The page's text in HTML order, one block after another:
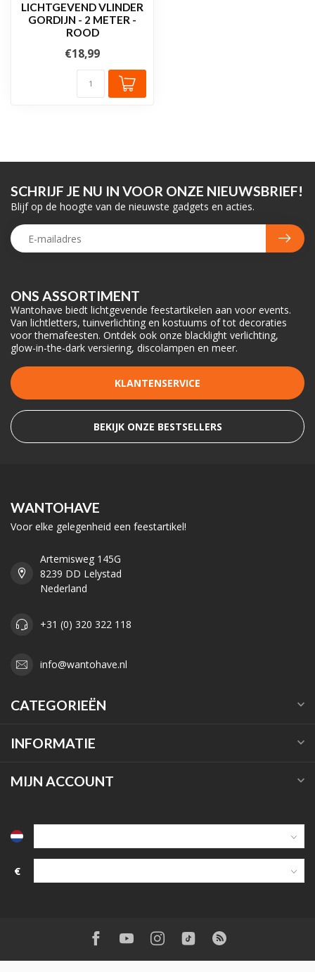
LICHTGEVEND VLINDER
GORDIJN - 2 METER -
ROOD
€18,99
ONS ASSORTIMENT
Wantohave biedt lichtgevende feestartikelen aan voor events.
Van lichtletters, tuinverlichting en kostuums of tot decoraties
voor themafeesten. Ontdek ook onze blacklight verlichting,
glow-in-the-dark versiering, discolampen en meer.
KLANTENSERVICE
BEKIJK ONZE BESTSELLERS
SCHRIJF JE NU IN VOOR ONZE NIEUWSBRIEF!
Blijf op de hoogte van de nieuwste gadgets en acties.
WANTOHAVE
Voor elke gelegenheid een feestartikel!
Artemisweg 145G
8239 DD Lelystad
Nederland
+31 (0) 320 322 118
info@wantohave.nl
CATEGORIEËN
INFORMATIE
MIJN ACCOUNT
€